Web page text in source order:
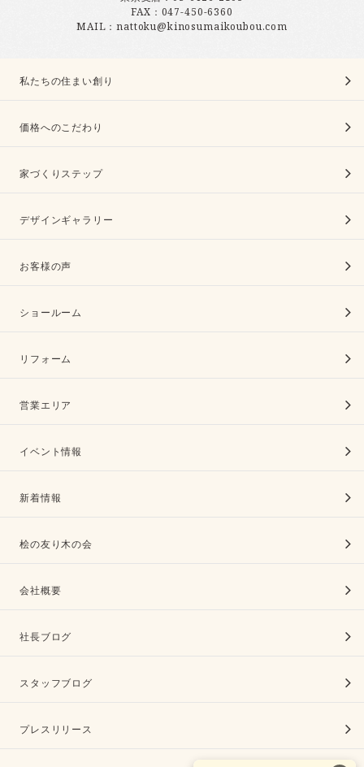
FAX：047-450-6360
MAIL：nattoku@kinosumaikoubou.com
私たちの住まい創り
価格へのこだわり
家づくりステップ
デザインギャラリー
お客様の声
ショールーム
リフォーム
営業エリア
イベント情報
新着情報
桧の友り木の会
会社概要
社長ブログ
スタッフブログ
プレスリリース